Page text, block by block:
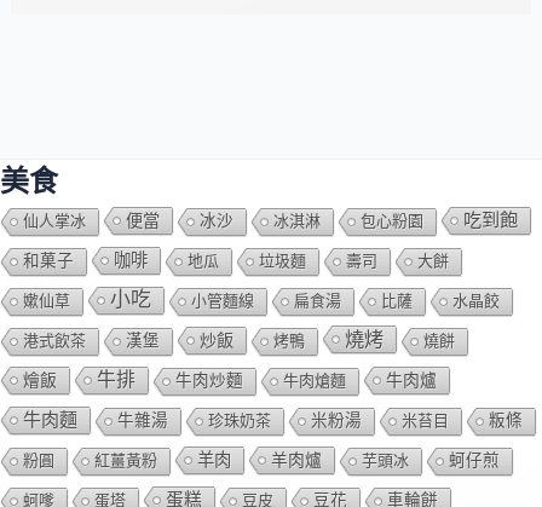
美食
仙人掌冰 便當 冰沙 冰淇淋 包心粉園 吃到飽
和菓子 咖啡 地瓜 垃圾麵 壽司 大餅
嫰仙草 小吃 小管麵線 扁食湯 比薩 水晶餃
港式飲茶 漢堡 炒飯 烤鴨 燒烤 燒餅
燴飯 牛排 牛肉炒麵 牛肉熗麵 牛肉爐
牛肉麵 牛雜湯 珍珠奶茶 米粉湯 米苔目 粄條
粉圓 紅薑黃粉 羊肉 羊肉爐 芋頭冰 蚵仔煎
蚵嗲 蛋塔 蛋糕 豆皮 豆花 車輪餅